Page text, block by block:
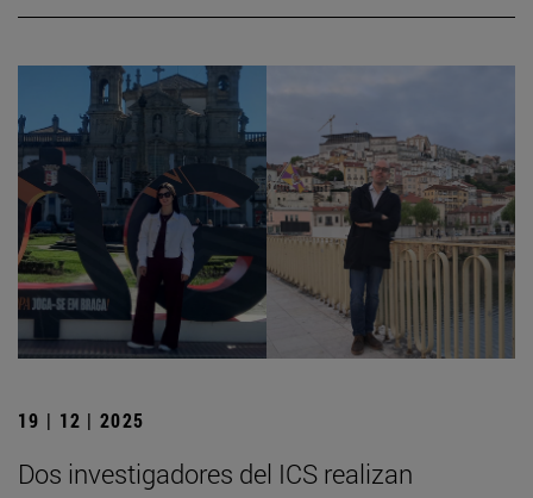
19 | 12 | 2025
Dos investigadores del ICS realizan